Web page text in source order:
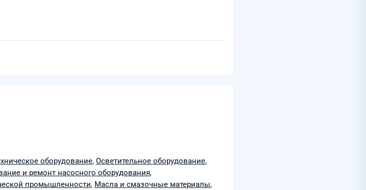
оборудование, Осветительное оборудование,
и ремонт насосного оборудования,
промышленности, Масла и смазочные материалы,